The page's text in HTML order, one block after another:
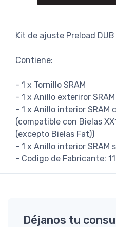
Kit de ajuste Preload DUB
Contiene:
- 1 x Tornillo SRAM
- 1 x Anillo exteriror SRAM
- 1 x Anillo interior SRAM
(compatible con Bielas
(excepto Bielas Fat))
- 1 x Anillo interior SRAM
- Codigo de Fabricante:
Déjanos tu